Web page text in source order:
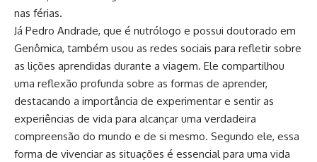
nas férias.
Já Pedro Andrade, que é nutrólogo e possui doutorado em
Genômica, também usou as redes sociais para refletir sobre
as lições aprendidas durante a viagem. Ele compartilhou
uma reflexão profunda sobre as formas de aprender,
destacando a importância de experimentar e sentir as
experiências de vida para alcançar uma verdadeira
compreensão do mundo e de si mesmo. Segundo ele, essa
forma de vivenciar as situações é essencial para uma vida